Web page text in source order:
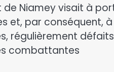
Niamey visait à
et, par conséquent, à
régulièrement
combattantes